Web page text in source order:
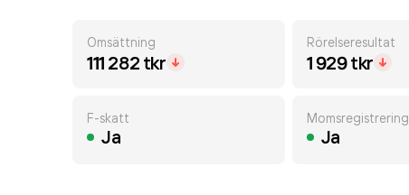
Omsättning
111 282 tkr
Rörelseresultat
1 929 tkr
F-skatt
Ja
Momsregistrering
Ja